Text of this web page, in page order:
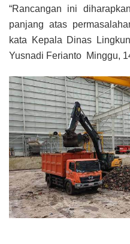
“Rancangan ini
panjang atas
kata Kepala Dinas
Yusnadi Ferianto Minggu,